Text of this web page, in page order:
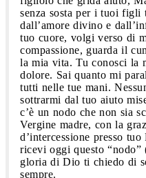
senza sosta per i tuoi figli
dall’amore divino e
tuo cuore, volgi verso di
compassione, guarda il
la mia vita. Tu conosci la
dolore. Sai quanto mi
tutti nelle tue mani.
sottrarmi dal tuo aiuto
c’è un nodo che non sia
Vergine madre, con la
d’intercessione presso
ricevi oggi questo “nodo”
gloria di Dio ti chiedo di
sempre.